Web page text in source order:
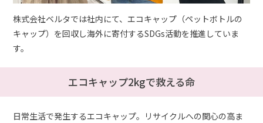
株式会社ベルタでは社内にて、エコキャップ（ペットボトルの
キャップ）を回収し海外に寄付するSDGs活動を推進していま
す。
エコキャップ2kgで救える命
日常生活で発生するエコキャップ。リサイクルへの関心の高ま